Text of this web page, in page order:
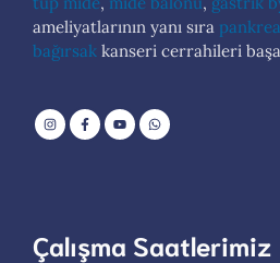
ameliyatlarının yanı sıra
bağırsak kanseri cerrahileri
Çalışma Saatlerimiz